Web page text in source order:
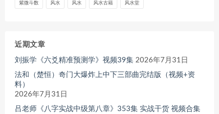
紫微斗数 风水 风水 风水古籍 风水堂
近期文章
刘振学《六爻精准预测学》视频39集 2026年7月31日
法和（楚恒）奇门大爆炸上中下三部曲完结版（视频+资
料）
2026年7月31日
吕老师《八字实战中级第八章》353集 实战干货 视频合集